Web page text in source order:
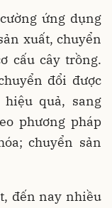
ứng dụng
xuất, chuyển
cấu cây trồng.
đổi được
quả, sang
phương pháp
chuyển sản
đến nay nhiều